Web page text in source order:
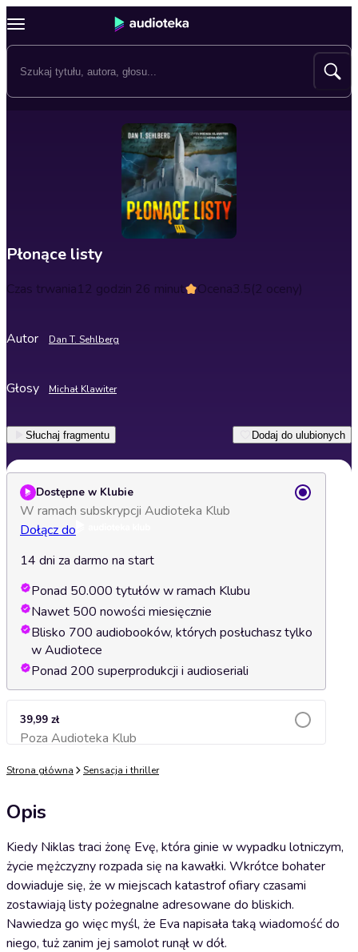
Płonące listy
Czas trwania12 godzin 26 minut Ocena3.5(2 oceny)
Autor Dan T. Sehlberg
Głosy Michał Klawiter
Słuchaj fragmentu Dodaj do ulubionych
Dostępne w Klubie
W ramach subskrypcji Audioteka Klub
Dołącz do
14 dni za darmo na start
Ponad 50.000 tytułów w ramach Klubu
Nawet 500 nowości miesięcznie
Blisko 700 audiobooków, których posłuchasz tylko
w Audiotece
Ponad 200 superprodukcji i audioseriali
39,99 zł
Poza Audioteka KlubDodaj do koszyka
Strona główna Sensacja i thriller
Opis
Kiedy Niklas traci żonę Evę, która ginie w wypadku lotniczym,
życie mężczyzny rozpada się na kawałki. Wkrótce bohater
dowiaduje się, że w miejscach katastrof ofiary czasami
zostawiają listy pożegnalne adresowane do bliskich.
Nawiedza go więc myśl, że Eva napisała taką wiadomość do
niego, tuż zanim jej samolot runął w dół.